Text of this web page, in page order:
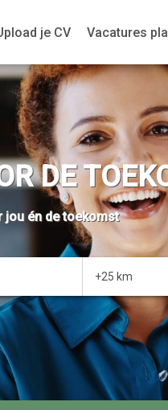
je CV Vacatures
DE
jou én de toekomst